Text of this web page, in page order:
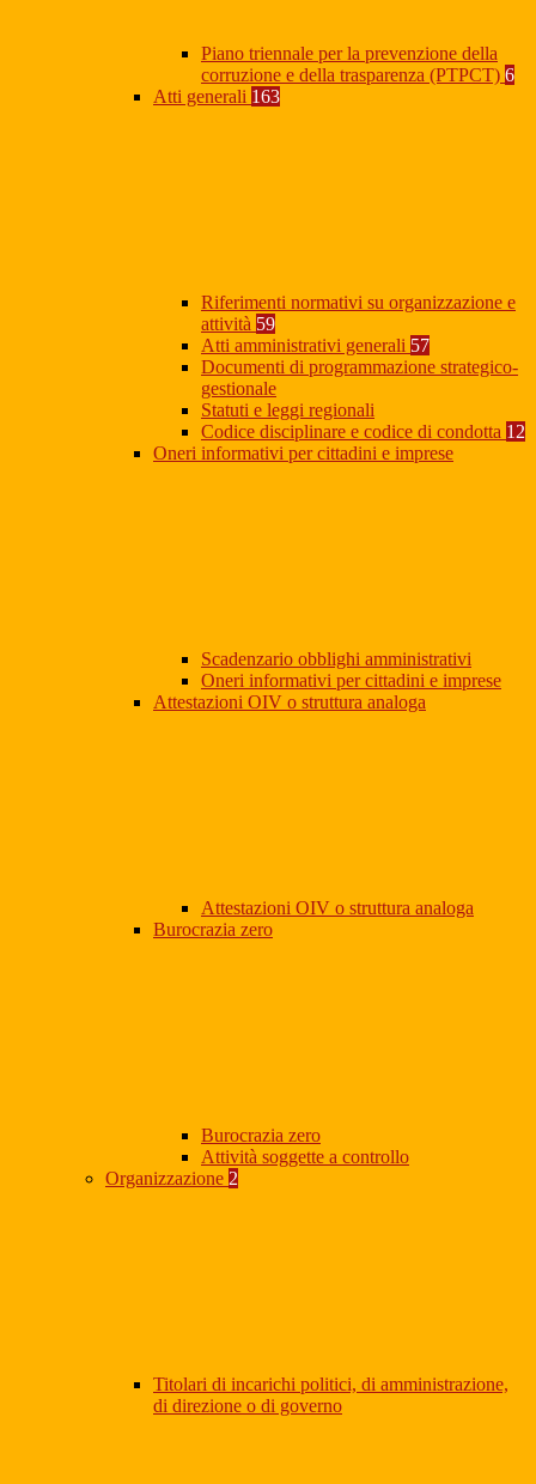
Piano triennale per la prevenzione della
corruzione e della trasparenza (PTPCT) 6
Atti generali 163
Riferimenti normativi su organizzazione e
attività 59
Atti amministrativi generali 57
Documenti di programmazione strategico-
gestionale
Statuti e leggi regionali
Codice disciplinare e codice di condotta 12
Oneri informativi per cittadini e imprese
Scadenzario obblighi amministrativi
Oneri informativi per cittadini e imprese
Attestazioni OIV o struttura analoga
Attestazioni OIV o struttura analoga
Burocrazia zero
Burocrazia zero
Attività soggette a controllo
Organizzazione 2
Titolari di incarichi politici, di amministrazione,
di direzione o di governo